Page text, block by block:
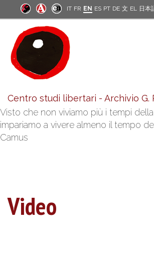
to
main
content
IT FR EN ES PT DE 文 EL 日本
Centro studi libertari - Archivio G.
Visto che non viviamo più i tempi
impariamo a vivere almeno il tempo
Camus
Video